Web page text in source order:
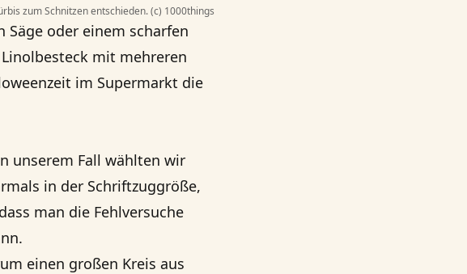
zum Schnitzen entschieden. (c) 1000things
oder einem scharfen
mit mehreren
im Supermarkt die
unserem Fall wählten wir
in der Schriftzuggröße,
man die Fehlversuche
einen großen Kreis aus